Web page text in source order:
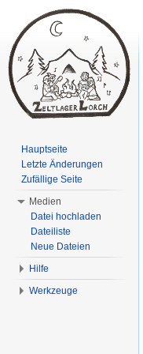
Hauptseite
Letzte Änderungen
Zufällige Seite
Medien
Datei hochladen
Dateiliste
Neue Dateien
Hilfe
Werkzeuge